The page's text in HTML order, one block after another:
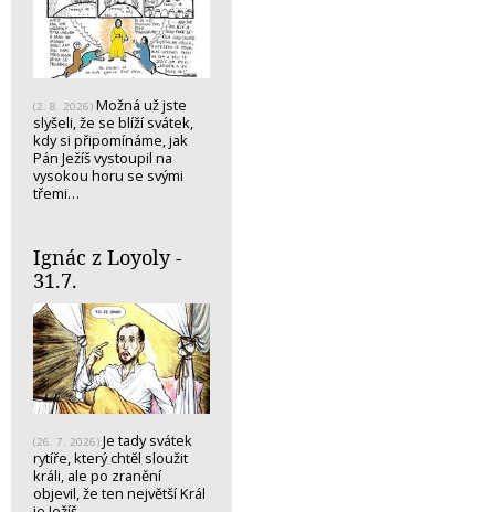
(2. 8. 2026) Možná už jste
slyšeli, že se blíží svátek,
kdy si připomínáme, jak
Pán Ježíš vystoupil na
vysokou horu se svými
třemi…
Ignác z Loyoly -
31.7.
(26. 7. 2026) Je tady svátek
rytíře, který chtěl sloužit
králi, ale po zranění
objevil, že ten největší Král